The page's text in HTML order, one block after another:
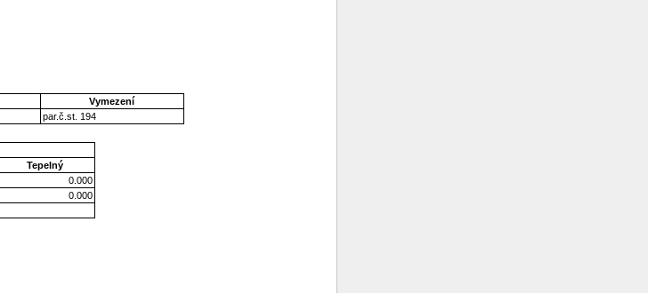
Vymezení
par.č.st. 194
Tepelný
0.000
0.000